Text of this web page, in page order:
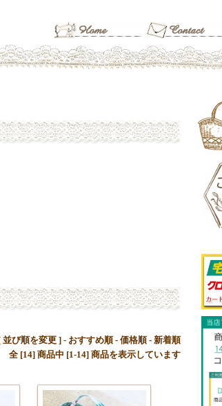
並び順を変更 ] - おすすめ順- 価格順- 新着順
全 [14] 商品中 [1-14] 商品を表示しています